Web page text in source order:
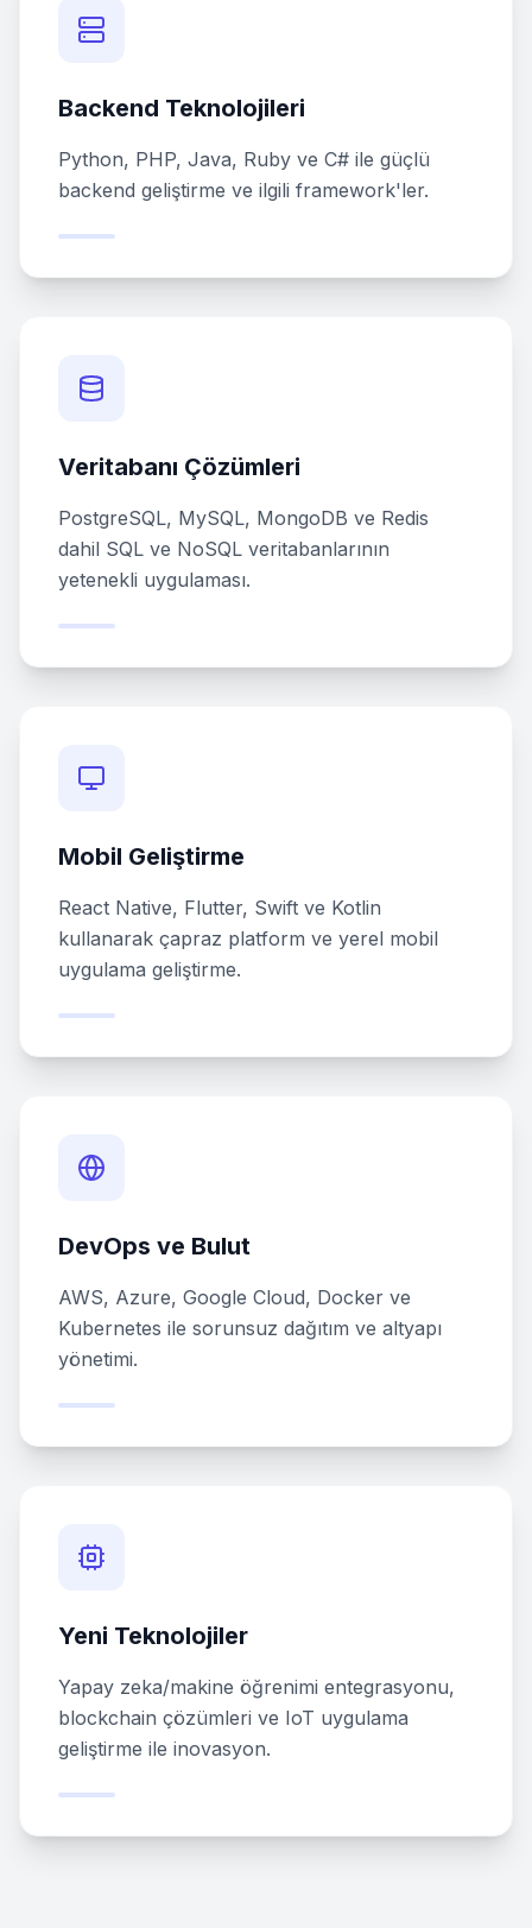
Backend Teknolojileri
Python, PHP, Java, Ruby ve C# ile güçlü
backend geliştirme ve ilgili framework'ler.
Veritabanı Çözümleri
PostgreSQL, MySQL, MongoDB ve Redis
dahil SQL ve NoSQL veritabanlarının
yetenekli uygulaması.
Mobil Geliştirme
React Native, Flutter, Swift ve Kotlin
kullanarak çapraz platform ve yerel mobil
uygulama geliştirme.
DevOps ve Bulut
AWS, Azure, Google Cloud, Docker ve
Kubernetes ile sorunsuz dağıtım ve altyapı
yönetimi.
Yeni Teknolojiler
Yapay zeka/makine öğrenimi entegrasyonu,
blockchain çözümleri ve IoT uygulama
geliştirme ile inovasyon.